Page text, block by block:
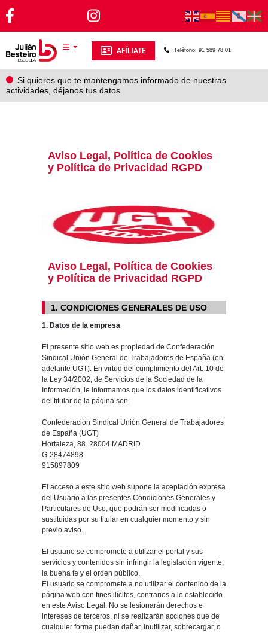
Pasar al contenido principal
AFÍLIATE Teléfono: 91 589 78 01
Si quieres que te mantengamos informado de nuestras
actividades, déjanos tus datos
Aviso Legal, Política de Cookies
y Política de Privacidad RGPD
Aviso Legal, Política de Cookies
y Política de Privacidad RGPD
1. CONDICIONES GENERALES DE USO
1. Datos de la empresa
El presente sitio web es propiedad de Confederación
Sindical Unión General de Trabajadores de España (en
adelante UGT). En virtud del cumplimiento del Art. 10 de
la Ley 34/2002, de Servicios de la Sociedad de la
Información, le informamos que los datos identificativos
del titular de la página son:
Confederación Sindical Unión General de Trabajadores
de España (UGT)
Hortaleza, 88. 28004 MADRID
G-28474898
915897809
El acceso a este sitio web supone la aceptación expresa
del Usuario a las presentes Condiciones Generales y
Particulares de Uso, que podrán ser modificadas o
sustituidas por su titular en cualquier momento y sin
previo aviso.
El usuario se compromete a utilizar el portal y sus
servicios y contenidos sin infringir la legislación vigente,
la buena fe y el orden público.
El usuario se compromete a no utilizar el contenido de la
página web con fines ilícitos, contrarios a lo establecido
en este Aviso Legal. No se lesionarán derechos e
intereses de terceros, ni se realizarán acciones que de
cualquier forma puedan dañar, inutilizar, sobrecargar, o